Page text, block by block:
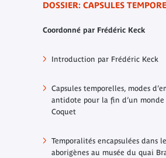
DOSSIER: CAPSULES
Coordonné par Frédéric Keck
Introduction par Frédéric Keck
Capsules temporelles, modes
antidote pour la fin d’un monde
Coquet
Temporalités encapsulées dans
aborigènes au musée du quai